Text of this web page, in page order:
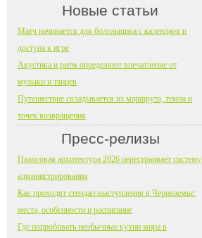
Новые статьи
Матч начинается для болельщика с календаря и
доступа к игре
Акустика и ритм определяют впечатление от
музыки и танцев
Путешествие складывается из маршрута, темпа и
точек возвращения
Пресс-релизы
Налоговая архитектура 2026 перестраивает систему
администрирования
Как проходят стендап-выступления в Черноземье:
места, особенности и расписание
Где попробовать необычные кухни мира в